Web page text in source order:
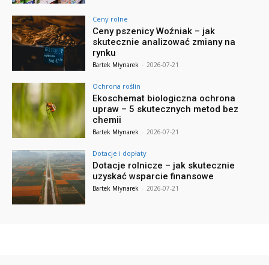
Ceny rolne
Ceny pszenicy Woźniak – jak
skutecznie analizować zmiany na
rynku
Bartek Młynarek - 2026-07-21
Ochrona roślin
Ekoschemat biologiczna ochrona
upraw – 5 skutecznych metod bez
chemii
Bartek Młynarek - 2026-07-21
Dotacje i dopłaty
Dotacje rolnicze – jak skutecznie
uzyskać wsparcie finansowe
Bartek Młynarek - 2026-07-21